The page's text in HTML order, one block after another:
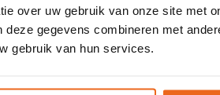
over uw gebruik van onze site met
gegevens combineren met
gebruik van hun services.
U